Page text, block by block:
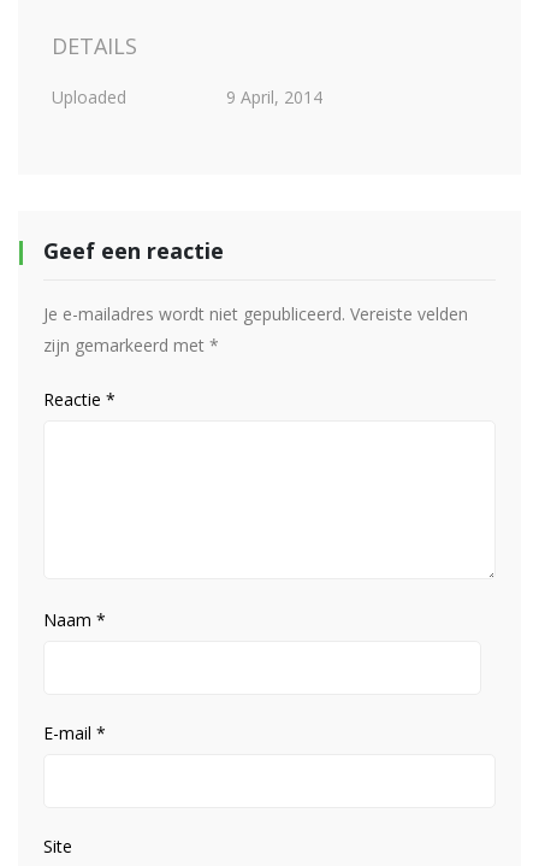
DETAILS
Uploaded 9 April, 2014
Geef een reactie
Je e-mailadres wordt niet gepubliceerd. Vereiste velden
zijn gemarkeerd met *
Reactie *
Naam *
E-mail *
Site